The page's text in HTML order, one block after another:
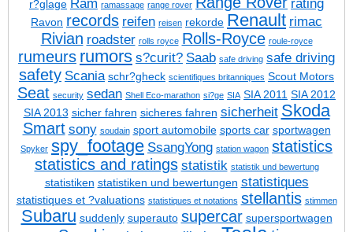
r?glage Ram ramassage range rover rating
Ravon records reifen reisen rekorde Renault rimac
Rivian roadster rolls royce Rolls-Royce roule-royce
rumeurs rumors s?curit? Saab safe driving safe driving
safety Scania schr?gheck scientifiques britanniques Scout Motors
Seat security sedan Shell Eco-marathon si?ge SIA SIA 2011 SIA 2012
SIA 2013 sicher fahren sicheres fahren sicherheit Skoda
Smart sony soudain sport automobile sports car sportwagen
Spyker spy_footage SsangYong station wagon statistics
statistics and ratings statistik statistik und bewertung
statistiken statistiken und bewertungen statistiques
statistiques et ?valuations statistiques et notations stellantis stimmen
Subaru suddenly superauto supercar supersportwagen